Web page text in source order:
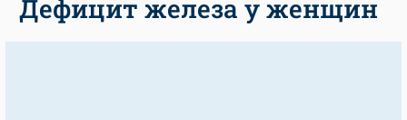
Дефицит железа у женщин